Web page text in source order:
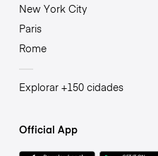
New York City
Paris
Rome
Explorar +150 cidades
Official App